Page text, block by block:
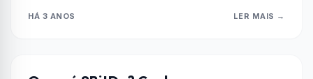
HÁ 3 ANOS LER MAIS →
8BITDO